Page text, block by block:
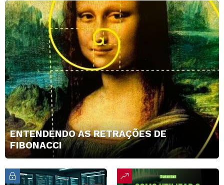
ENTENDENDO AS RETRAÇÕES DE
FIBONACCI